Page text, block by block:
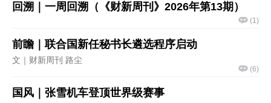
回溯｜一周回溯（《财新周刊》2026年第13期）
(1)
前瞻｜联合国新任秘书长遴选程序启动
文｜财新周刊 路尘
(6)
国风｜张雪机车登顶世界级赛事